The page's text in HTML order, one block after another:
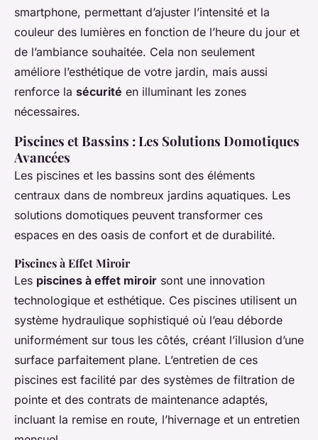
smartphone, permettant d’ajuster l’intensité et la
couleur des lumières en fonction de l’heure du jour et
de l’ambiance souhaitée. Cela non seulement
améliore l’esthétique de votre jardin, mais aussi
renforce la sécurité en illuminant les zones
nécessaires.
Piscines et Bassins : Les Solutions Domotiques
Avancées
Les piscines et les bassins sont des éléments
centraux dans de nombreux jardins aquatiques. Les
solutions domotiques peuvent transformer ces
espaces en des oasis de confort et de durabilité.
Piscines à Effet Miroir
Les piscines à effet miroir sont une innovation
technologique et esthétique. Ces piscines utilisent un
système hydraulique sophistiqué où l’eau déborde
uniformément sur tous les côtés, créant l’illusion d’une
surface parfaitement plane. L’entretien de ces
piscines est facilité par des systèmes de filtration de
pointe et des contrats de maintenance adaptés,
incluant la remise en route, l’hivernage et un entretien